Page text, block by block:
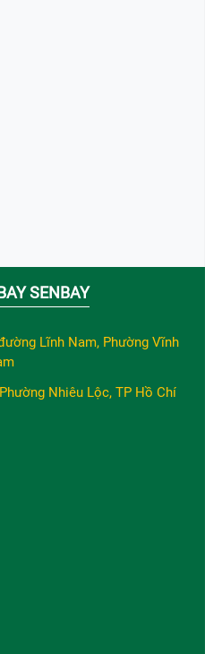
SENBAY
Lĩnh Nam, Phường Vĩnh
Nhiêu Lộc, TP Hồ Chí